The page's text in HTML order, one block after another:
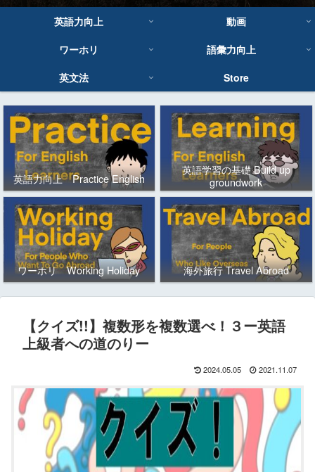
英語力向上
動画
ワーホリ
語彙力向上
英文法
Store
英語力向上 Practice English
英語学習の基礎 Build up
groundwork
ワーホリ Working Holiday 海外旅行 Travel Abroad
【クイズ!!】複数形を複数選べ！３ー英語
上級者への道のりー
2024.05.05 2021.11.07